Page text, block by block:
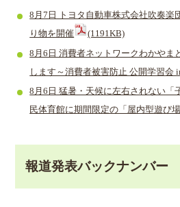
8月7日 トヨタ自動車株式会社吹奏楽
り物を開催
(1191KB)
8月6日 消費者ネットワークわかやま
します～消費者被害防止 公開学習会
8月6日 猛暑・天候に左右されない「
民体育館に期間限定の「屋内型遊び
​報道発表バックナンバー